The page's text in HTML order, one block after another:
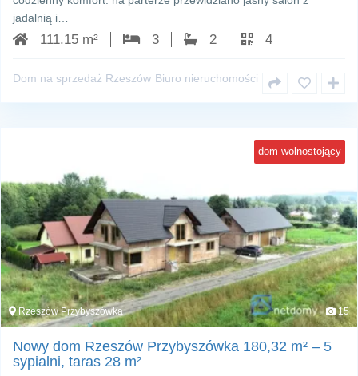
jadalnią i…
111.15 m² 3 2 4
Dom na sprzedaż Rzeszów Biuro nieruchomości
dom wolnostojący
Rzeszów Przybyszówka 15
Nowy dom Rzeszów Przybyszówka 180,32 m² – 5
sypialni, taras 28 m²